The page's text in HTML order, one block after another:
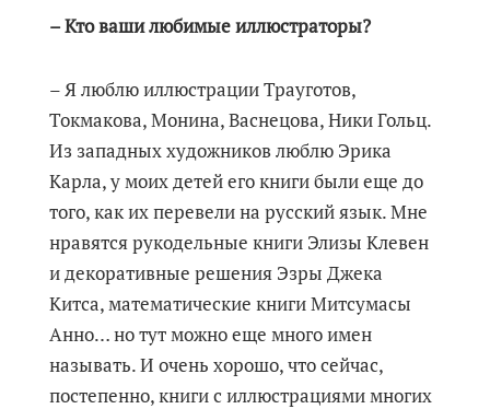
– Кто ваши любимые иллюстраторы?
– Я люблю иллюстрации Трауготов,
Токмакова, Монина, Васнецова, Ники Гольц.
Из западных художников люблю Эрика
Карла, у моих детей его книги были еще до
того, как их перевели на русский язык. Мне
нравятся рукодельные книги Элизы Клевен
и декоративные решения Эзры Джека
Китса, математические книги Митсумасы
Анно… но тут можно еще много имен
называть. И очень хорошо, что сейчас,
постепенно, книги с иллюстрациями многих